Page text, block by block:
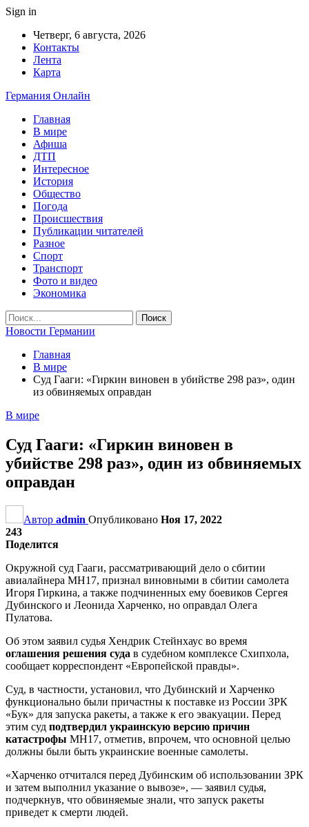
Sign in
Четверг, 6 августа, 2026
Контакты
Лента
Карта
Германия Онлайн
Главная
В мире
Афиша
ДТП
Интересное
История
Общество
Погода
Происшествия
Публикации читателей
Разное
Спорт
Транспорт
Фото и видео
Экономика
Новости Германии
Главная
В мире
Суд Гааги: «Гиркин виновен в убийстве 298 раз», один
из обвиняемых оправдан
В мире
Суд Гааги: «Гиркин виновен в
убийстве 298 раз», один из обвиняемых
оправдан
Автор admin Опубликовано Ноя 17, 2022
243
Поделится
Окружной суд Гааги, рассматривающий дело о сбитии
авиалайнера MH17, признал виновными в сбитии самолета
Игоря Гиркина, а также подчиненных ему боевиков Сергея
Дубинского и Леонида Харченко, но оправдал Олега
Пулатова.
Об этом заявил судья Хендрик Стейнхаус во время
оглашения решения суда в судебном комплексе Схипхола,
сообщает корреспондент «Европейской правды».
Суд, в частности, установил, что Дубинский и Харченко
функционально были причастны к поставке из России ЗРК
«Бук» для запуска ракеты, а также к его эвакуации. Перед
этим суд подтвердил украинскую версию причин
катастрофы MH17, отметив, впрочем, что основной целью
должны были быть украинские военные самолеты.
«Харченко отчитался перед Дубинским об использовании ЗРК
и затем выполнил указание о вывозе», — заявил судья,
подчеркнув, что обвиняемые знали, что запуск ракеты
приведет к смерти людей.